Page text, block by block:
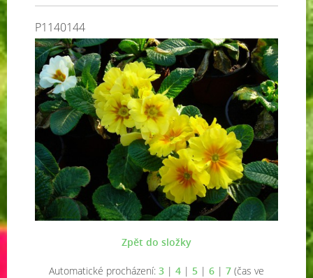
P1140144
Zpět do složky
Automatické procházení: 3 | 4 | 5 | 6 | 7 (čas ve